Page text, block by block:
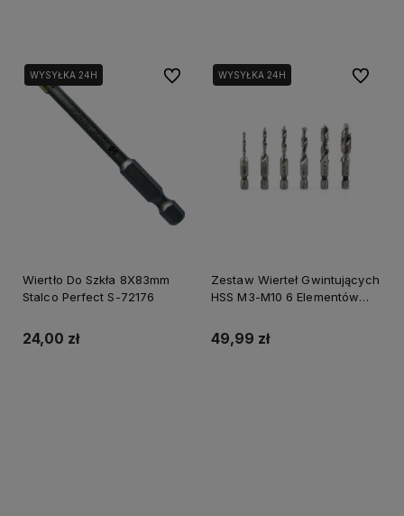
WYSYŁKA 24H
Wiertło Do Szkła 8X83mm
Stalco Perfect S-72176
24,00 zł
Do ulubionychWYSYŁKA 24H
Zestaw Wierteł Gwintujących
HSS M3-M10 6 Elementów
49,99 zł
Do